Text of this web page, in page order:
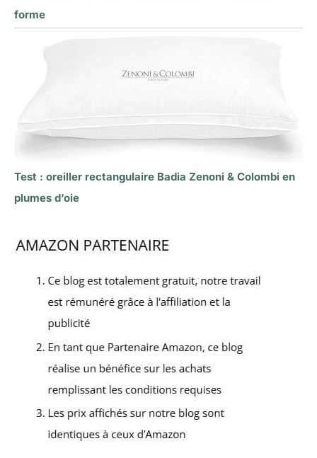
forme
Test : oreiller rectangulaire Badia Zenoni & Colombi en
plumes d’oie